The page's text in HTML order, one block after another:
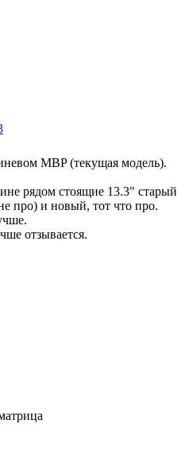
MBP (текущая модель).
рядом стоящие 13.3" старый
про) и новый, тот что про.
отзывается.